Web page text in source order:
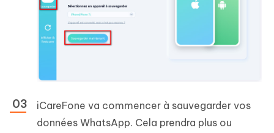
iCareFone va commencer à sauvegarder vos
données WhatsApp. Cela prendra plus ou